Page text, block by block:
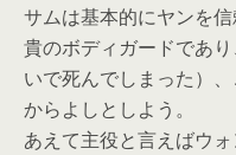
サムは基本的にヤンを
貴のボディガードであ
いで死んでしまった）
からよしとしよう。
あえて主役と言えばウ